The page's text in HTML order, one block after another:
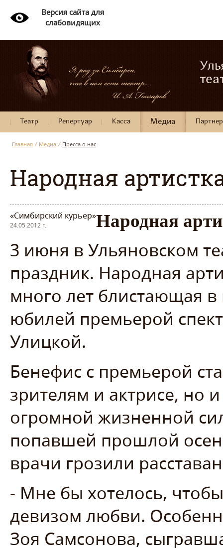
Версия сайта для
слабовидящих
Театр Репертуар Касса Медиа
Главная / Медиа / Пресса о нас
Народная
«Симбирский курьер»
24.05.2012 г. Народная
3 июня в Ульяновском
праздник. Народная
много лет блистающая в
юбилей премьерой
Улицкой.
Бенефис с премьерой
зрителям и актрисе, но
огромной жизненной
попавшей прошлой
врачи грозили
- Мне бы хотелось,
девизом любви.
Зоя Самсонова,